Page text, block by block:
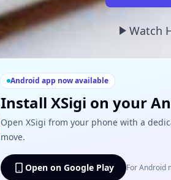
Watch
Android app now available
Install XSigi on your
Open XSigi from your phone with a
move.
Open on Google Play For Android